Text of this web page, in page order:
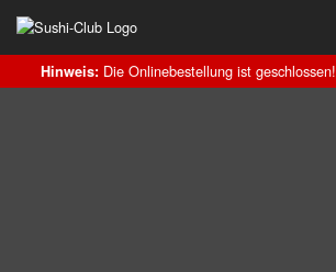
Hinweis: Die Onlinebestellung ist geschlossen!